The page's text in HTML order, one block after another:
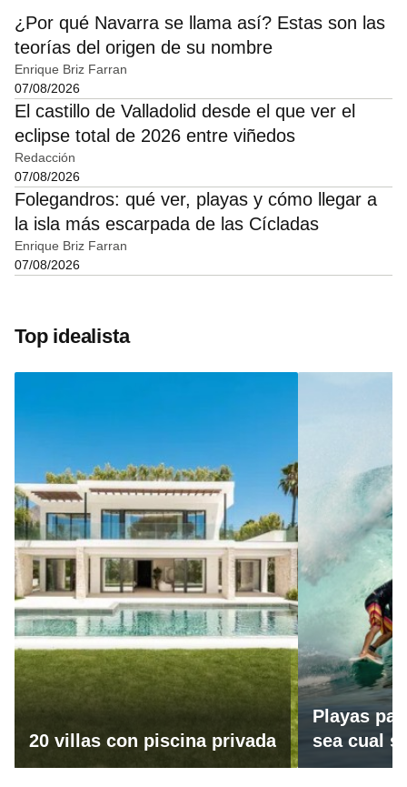
¿Por qué Navarra se llama así? Estas son las
teorías del origen de su nombre
Enrique Briz Farran
07/08/2026
El castillo de Valladolid desde el que ver el
eclipse total de 2026 entre viñedos
Redacción
07/08/2026
Folegandros: qué ver, playas y cómo llegar a
la isla más escarpada de las Cícladas
Enrique Briz Farran
07/08/2026
Top idealista
20 villas con piscina privada
Playas
sea cual